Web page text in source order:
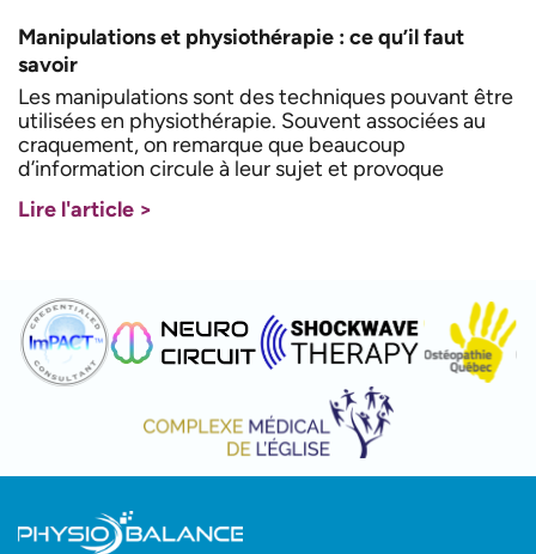
Manipulations et physiothérapie : ce qu’il faut
savoir
Les manipulations sont des techniques pouvant être
utilisées en physiothérapie. Souvent associées au
craquement, on remarque que beaucoup
d’information circule à leur sujet et provoque
Lire l'article >